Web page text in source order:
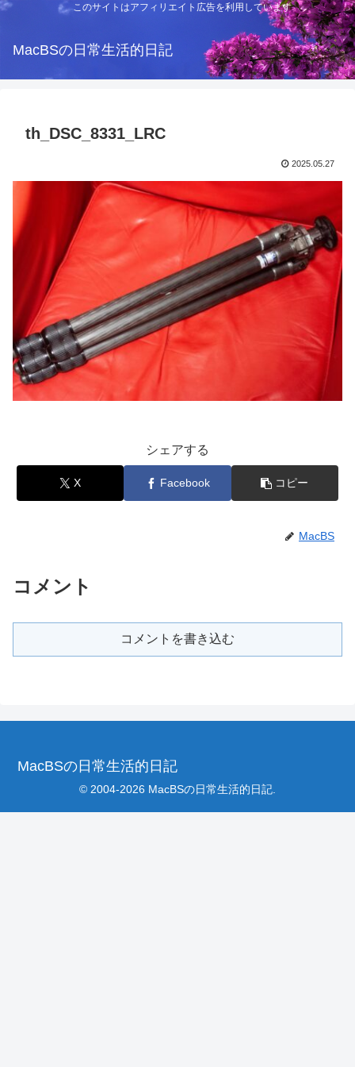
このサイトはアフィリエイト広告を利用しています
MacBSの日常生活的日記
th_DSC_8331_LRC
2025.05.27
シェアする
X Facebook コピー
MacBS
コメント
コメントを書き込む
MacBSの日常生活的日記
© 2004-2026 MacBSの日常生活的日記.